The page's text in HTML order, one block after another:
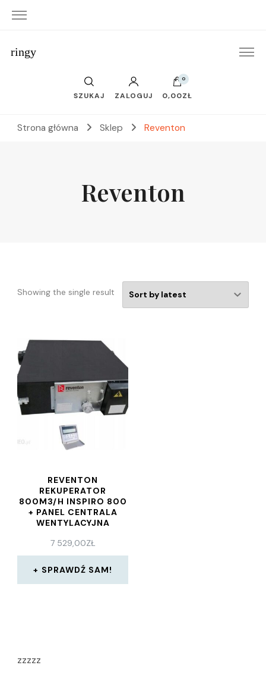
ringy
SZUKAJ ZALOGUJ
0
0,00ZŁ
Strona główna Sklep Reventon
Reventon
Showing the single result
REVENTON
REKUPERATOR
800M3/H INSPIRO 800
+ PANEL CENTRALA
WENTYLACYJNA
7 529,00ZŁ
SPRAWDŹ SAM!
zzzzz